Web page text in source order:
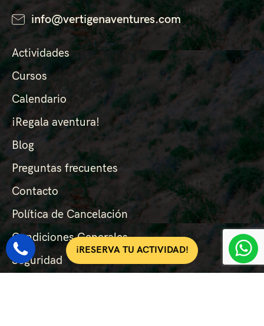
info@vertigenaventures.com
Actividades
Cursos
Calendario
¡Regala aventura!
Blog
Preguntas frecuentes
Contacto
Política de Cancelación
Condiciones Generales
Seguridad
¡RESERVA TU ACTIVIDAD!